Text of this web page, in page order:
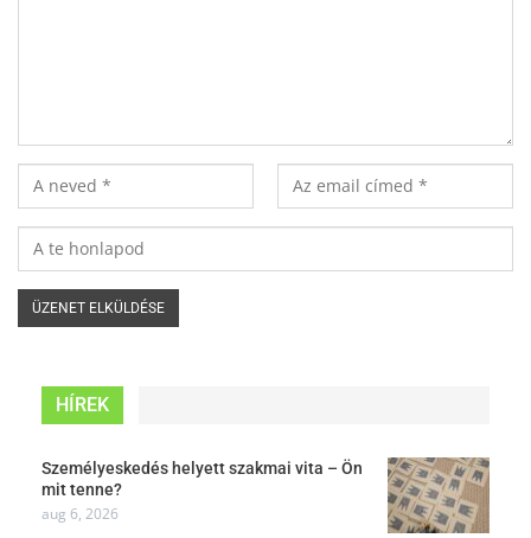
HÍREK
Személyeskedés helyett szakmai vita – Ön
mit tenne?
aug 6, 2026